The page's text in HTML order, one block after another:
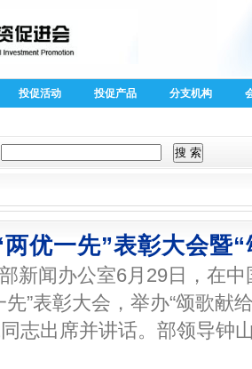
投促活动 投促产品 分支机构
优一先”表彰大会暨
新闻办公室6月29日，在
先”表彰大会，举办“颂歌献
志出席并讲话。部领导钟